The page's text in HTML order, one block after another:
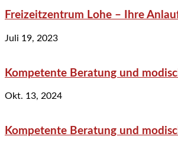
Freizeitzentrum Lohe – Ihre
Juli 19, 2023
Kompetente Beratung und
Okt. 13, 2024
Kompetente Beratung und